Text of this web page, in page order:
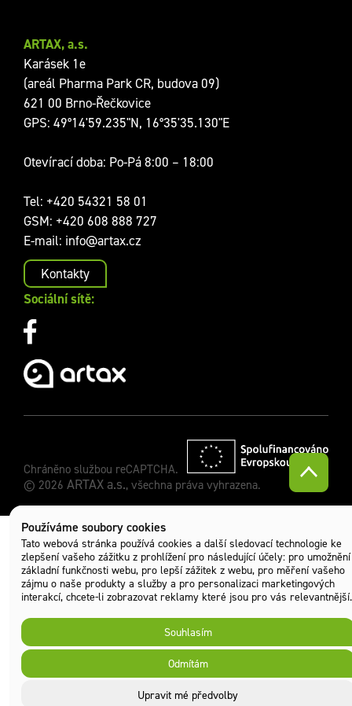
Používáme soubory cookies
Tato webová stránka používá cookies a další sledovací technologie ke
zlepšení vašeho zážitku z prohlížení pro následující účely: pro umožnění
základní funkčnosti webu, pro lepší zážitek z webu, pro měření vašeho
zájmu o naše produkty a služby a pro personalizaci marketingových
interakcí, chcete-li zobrazovat reklamy které jsou pro vás relevantnější.
Souhlasím
Odmítám
Upravit mé předvolby
Sociální sítě:
ARTAX, a.s.
Karásek 1e
(areál Pharma Park CR, budova 09)
621 00 Brno-Řečkovice
GPS: 49°14'59.235"N, 16°35'35.130"E
Otevírací doba: Po-Pá 8:00 – 18:00
Tel: +420 54321 58 01
GSM: +420 608 888 727
E-mail: info@artax.cz
Kontakty
Chráněno službou reCAPTCHA.
© 2026 ARTAX a.s., všechna práva vyhrazena.